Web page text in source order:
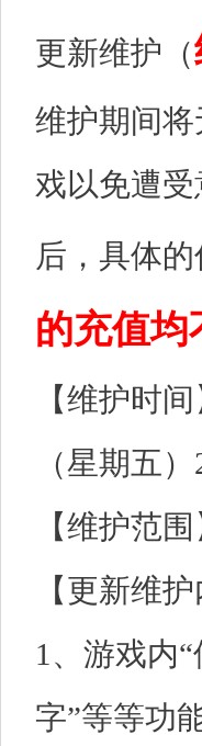
更新维护（
维护期间
戏以免遭
后，具体
的充值均
【维护时
（星期五
【维护范
【更新维
1、游戏内
字”等等功